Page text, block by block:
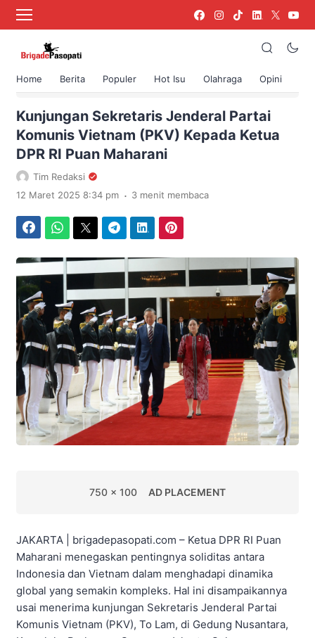
Home Berita Populer Hot Isu Olahraga Opini
› Uncategorized
Kunjungan Sekretaris Jenderal Partai
Komunis Vietnam (PKV) Kepada Ketua
DPR RI Puan Maharani
Tim Redaksi
12 Maret 2025 8:34 pm . 3 menit membaca
750 x 100 AD PLACEMENT
JAKARTA | brigadepasopati.com – Ketua DPR RI Puan
Maharani menegaskan pentingnya soliditas antara
Indonesia dan Vietnam dalam menghadapi dinamika
global yang semakin kompleks. Hal ini disampaikannya
usai menerima kunjungan Sekretaris Jenderal Partai
Komunis Vietnam (PKV), To Lam, di Gedung Nusantara,